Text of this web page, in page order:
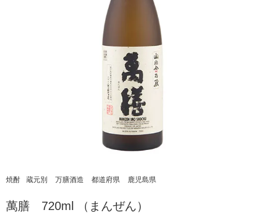
焼酎 蔵元別 万膳酒造 都道府県 鹿児島県
萬膳 720ml （まんぜん）